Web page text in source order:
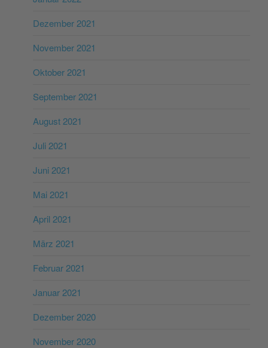
Dezember 2021
November 2021
Oktober 2021
September 2021
August 2021
Juli 2021
Juni 2021
Mai 2021
April 2021
März 2021
Februar 2021
Januar 2021
Dezember 2020
November 2020